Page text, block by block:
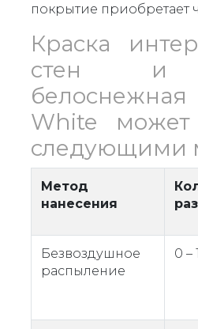
покрытие приобретает
Краска
стен и
White может
следующими
Метод
нанесения
Безвоздушное
распыление
0 –